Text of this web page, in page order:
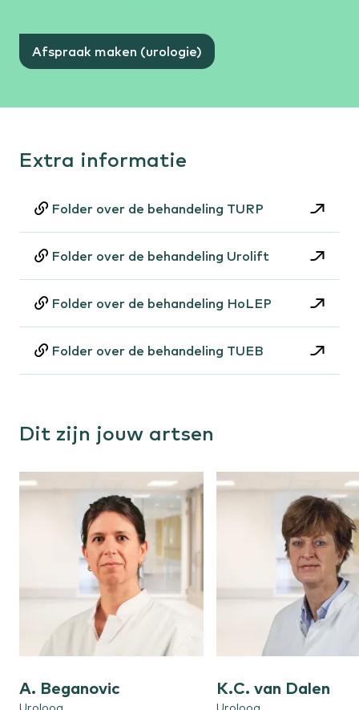
Afspraak maken (urologie)
Extra informatie
Folder over de behandeling TURP
Folder over de behandeling Urolift
Folder over de behandeling HoLEP
Folder over de behandeling TUEB
Dit zijn jouw artsen
A. Beganovic
meer
K.C. van Dalen
meer